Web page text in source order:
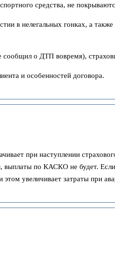
средства, не
в нелегальных гонках, а
сообщил о ДТП вовремя),
и особенностей договора.
при наступлении
выплаты по КАСКО не будет.
увеличивает затраты при